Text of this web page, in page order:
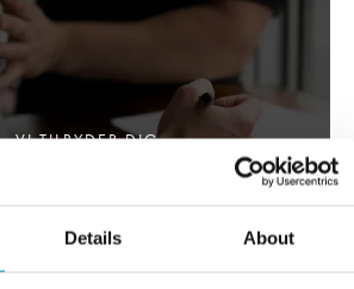
Details About
rådgivning
VI TILBYDER DIG
LÆS MERE